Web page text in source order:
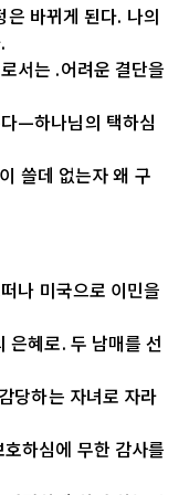
은 바뀌게 된다. 나의
.
서는 .어려운 결단을
다—하나님의 택하심
쓸데 없는자왜 구
나 미국으로 이민을
은혜로. 두 남매를 선
감당하는 자녀로 자라
호하심에 무한 감사를